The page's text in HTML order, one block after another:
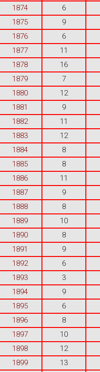
1874
6
1875
9
1876
6
1877
11
1878
16
1879
7
1880
12
1881
9
1882
11
1883
12
1884
8
1885
8
1886
11
1887
9
1888
8
1889
10
1890
8
1891
9
1892
6
1893
3
1894
9
1895
6
1896
8
1897
10
1898
12
1899 13